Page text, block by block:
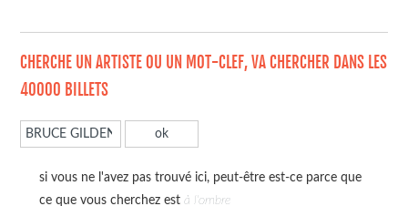
CHERCHE UN ARTISTE OU UN MOT-CLEF, VA CHERCHER DANS LES
40000 BILLETS
si vous ne l'avez pas trouvé ici, peut-être est-ce parce que
ce que vous cherchez est à l'ombre